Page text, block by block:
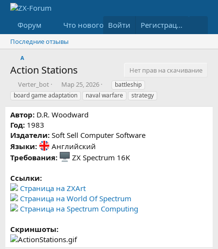
Форум Что нового Медиа Ресурсы
Войти Регистрация
Последние отзывы
A
Action Stations
Нет прав на скачивание
А
в
т
р
Verter_bot
Д
а
т
с
з
д
а
н
Мар 25, 2026
Т
е
г
battleship
board game adaptation
naval warfare strategy
Автор: D.R. Woodward
Год: 1983
Издатели: Soft Sell Computer Software
Языки:
Английский
Требования:
ZX Spectrum 16K
Ссылки:
Страница на ZXArt
Страница на World Of Spectrum
Страница на Spectrum Computing
Скриншоты: